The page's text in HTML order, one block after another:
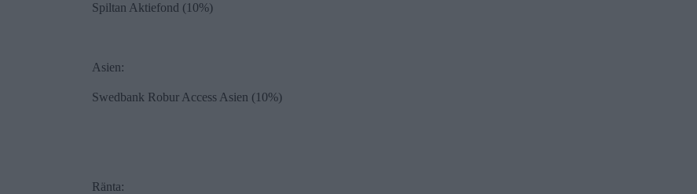
Spiltan Aktiefond (10%)
Asien:
Swedbank Robur Access Asien (10%)
Ränta: